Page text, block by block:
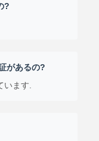
?
があるの?
ます.